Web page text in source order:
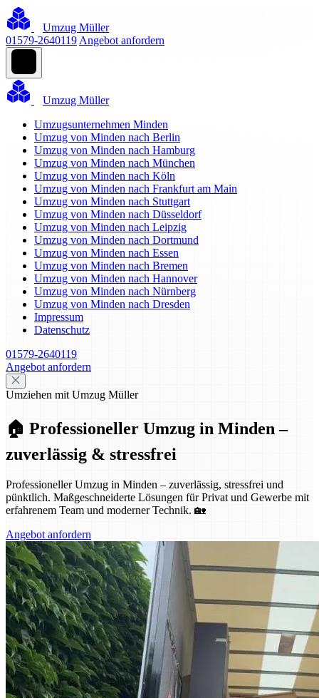
Umzug Müller
01579-2640119 Angebot anfordern
Umzug Müller
Umzugsunternehmen Minden
Umzug von Minden nach Berlin
Umzug von Minden nach Hamburg
Umzug von Minden nach München
Umzug von Minden nach Köln
Umzug von Minden nach Frankfurt am Main
Umzug von Minden nach Stuttgart
Umzug von Minden nach Düsseldorf
Umzug von Minden nach Leipzig
Umzug von Minden nach Dortmund
Umzug von Minden nach Essen
Umzug von Minden nach Bremen
Umzug von Minden nach Hannover
Umzug von Minden nach Nürnberg
Umzug von Minden nach Dresden
Impressum
Datenschutz
01579-2640119
Angebot anfordern
Umziehen mit Umzug Müller
🏠 Professioneller Umzug in Minden –
zuverlässig & stressfrei
Professioneller Umzug in Minden – zuverlässig, stressfrei und
pünktlich. Maßgeschneiderte Lösungen für Privat und Gewerbe mit
erfahrenem Team und moderner Technik. 🏡
Angebot anfordern